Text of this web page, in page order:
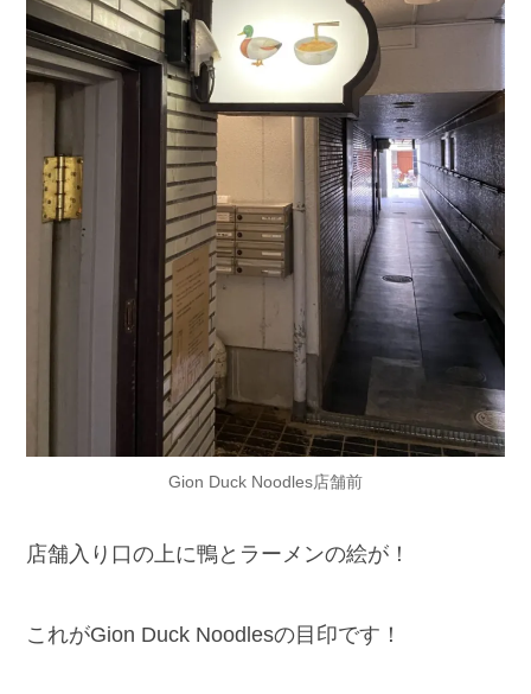
Gion Duck Noodles店舗前
店舗入り口の上に鴨とラーメンの絵が！
これがGion Duck Noodlesの目印です！